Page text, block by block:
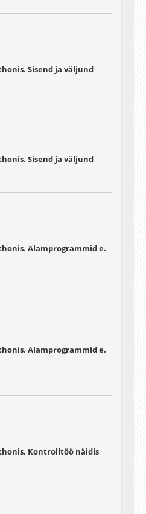
Sisend ja väljund
Sisend ja väljund
Alamprogrammid e.
Alamprogrammid e.
Kontrolltöö näidis